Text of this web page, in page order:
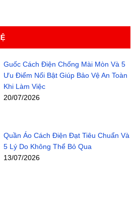
Guốc Cách Điện Chống Mài Mòn Và 5
Ưu Điểm Nổi Bật Giúp Bảo Vệ An Toàn
Khi Làm Việc
20/07/2026
Quần Áo Cách Điện Đạt Tiêu Chuẩn Và
5 Lý Do Không Thể Bỏ Qua
13/07/2026